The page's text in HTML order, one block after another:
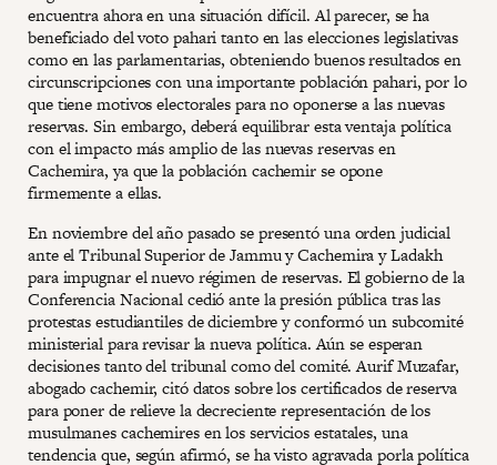
encuentra ahora en una situación difícil. Al parecer, se ha
beneficiado del voto pahari tanto en las elecciones legislativas
como en las parlamentarias, obteniendo buenos resultados en
circunscripciones con una importante población pahari, por lo
que tiene motivos electorales para no oponerse a las nuevas
reservas. Sin embargo, deberá equilibrar esta ventaja política
con el impacto más amplio de las nuevas reservas en
Cachemira, ya que la población cachemir se opone
firmemente a ellas.
En noviembre del año pasado se presentó una orden judicial
ante el Tribunal Superior de Jammu y Cachemira y Ladakh
para impugnar el nuevo régimen de reservas. El gobierno de la
Conferencia Nacional cedió ante la presión pública tras las
protestas estudiantiles de diciembre y conformó un subcomité
ministerial para revisar la nueva política. Aún se esperan
decisiones tanto del tribunal como del comité. Aurif Muzafar,
abogado cachemir, citó datos sobre los certificados de reserva
para poner de relieve la decreciente representación de los
musulmanes cachemires en los servicios estatales, una
tendencia que, según afirmó, se ha visto agravada porla política